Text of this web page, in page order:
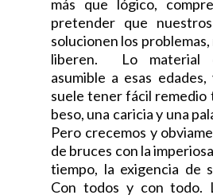
más que lógico,
pretender que
solucionen los problemas,
liberen. Lo material
asumible a esas
suele tener fácil remedio
beso, una caricia y una
Pero crecemos y
de bruces con la
tiempo, la exigencia de
Con todos y con todo.